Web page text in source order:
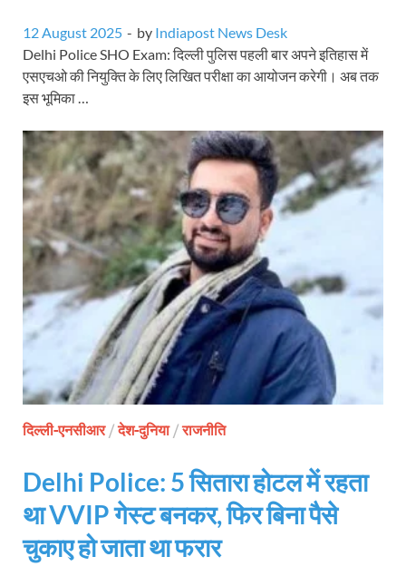
12 August 2025 - by Indiapost News Desk
Delhi Police SHO Exam: दिल्ली पुलिस पहली बार अपने इतिहास में
एसएचओ की नियुक्ति के लिए लिखित परीक्षा का आयोजन करेगी। अब तक
इस भूमिका …
दिल्ली-एनसीआर/देश-दुनिया/राजनीति
Delhi Police: 5 सितारा होटल में रहता
था VVIP गेस्ट बनकर, फिर बिना पैसे
चुकाए हो जाता था फरार